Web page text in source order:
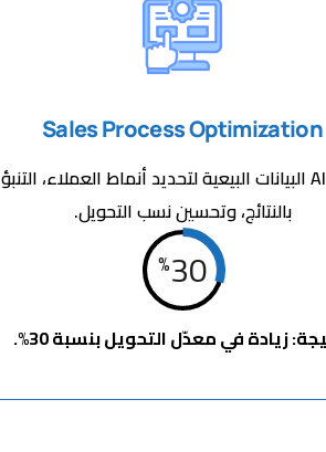
Sales Process Optimization
يحلّل AI البيانات البيعية لتحديد أنماط العملاء، التنبؤ
بالنتائج، وتحسين نسب التحويل.
30
%
زيادة في معدّل التحويل بنسبة 30%.